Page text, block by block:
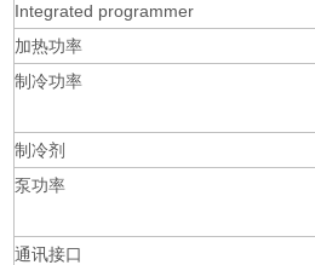
Integrated programmer
加热功率
制冷功率
制冷剂
泵功率
通讯接口